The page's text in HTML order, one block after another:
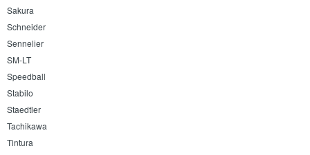
Sakura
Schneider
Sennelier
SM-LT
Speedball
Stabilo
Staedtler
Tachikawa
Tintura